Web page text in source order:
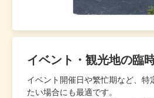
イベント・観光地の臨
イベント開催日や繁忙期など、特
たい場合にも最適です。